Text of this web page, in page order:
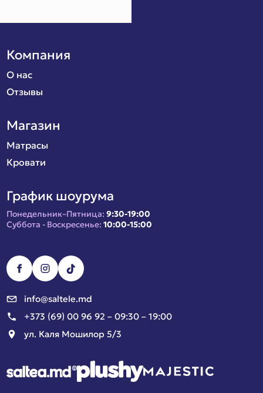
Компания
О нас
Отзывы
Магазин
Матрасы
Кровати
График шоурума
Понедельник–Пятница: 9:30-19:00
Суббота - Воскресенье: 10:00-15:00
info@saltele.md
+373 (69) 00 96 92 – 09:30 – 19:00
ул. Каля Мошилор 5/3